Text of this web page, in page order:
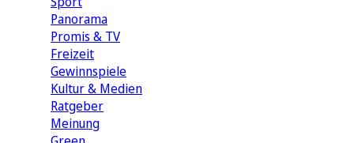
Panorama
Promis & TV
Freizeit
Gewinnspiele
Kultur & Medien
Ratgeber
Meinung